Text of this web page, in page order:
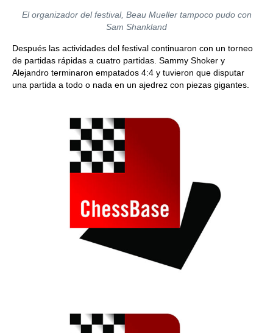
El organizador del festival, Beau Mueller tampoco pudo con
Sam Shankland
Después las actividades del festival continuaron con un torneo
de partidas rápidas a cuatro partidas. Sammy Shoker y
Alejandro terminaron empatados 4:4 y tuvieron que disputar
una partida a todo o nada en un ajedrez con piezas gigantes.